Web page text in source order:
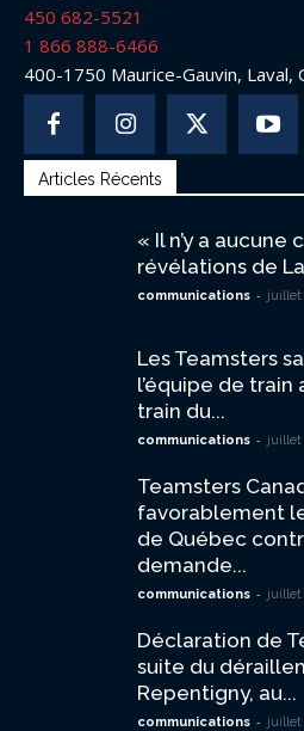
450 682-5521
1 866 888-6466
400-1750 Maurice-Gauvin, Laval,
Articles Récents
« Il n’y a aucune
révélations de
communications - juillet
Les Teamsters
l’équipe de train
train du...
communications - juillet
Teamsters
favorablement
de Québec
demande...
communications - juillet
Déclaration de
suite du
Repentigny, au...
communications - juillet